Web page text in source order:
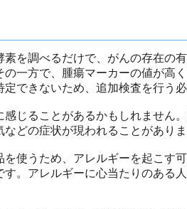
を調べるだけで、がんの存在の
一方で、腫瘍マーカーの値が高
できないため、追加検査を行う必
じることがあるかもしれません
どの症状が現われることがあり
使うため、アレルギーを起こす
。アレルギーに心当たりのある